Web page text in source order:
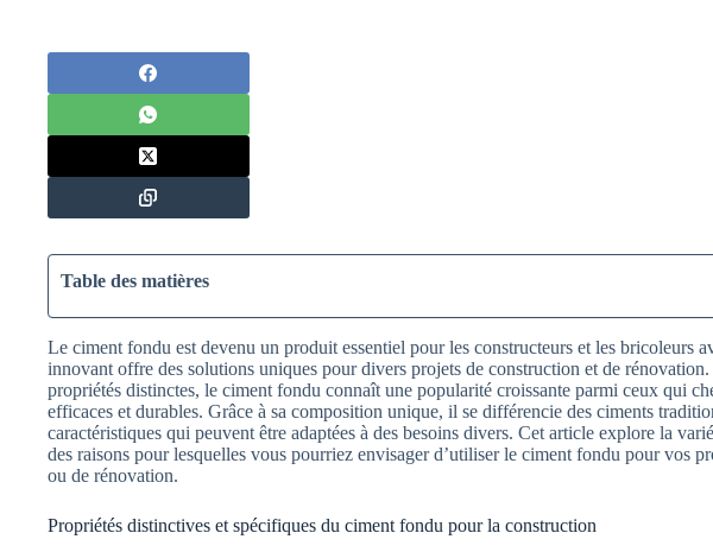
Table des matières
Le ciment fondu est devenu un produit essentiel pour les constructeurs et les bricoleurs
innovant offre des solutions uniques pour divers projets de construction et de rénovation.
propriétés distinctes, le ciment fondu connaît une popularité croissante parmi ceux qui
efficaces et durables. Grâce à sa composition unique, il se différencie des ciments
caractéristiques qui peuvent être adaptées à des besoins divers. Cet article explore la
des raisons pour lesquelles vous pourriez envisager d’utiliser le ciment fondu pour vos
ou de rénovation.
Propriétés distinctives et spécifiques du ciment fondu pour la construction